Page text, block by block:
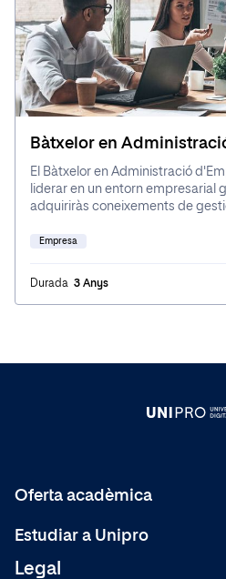
Bàtxelor en
El Bàtxelor en Administració
liderar en un entorn empresarial
adquiriràs coneixements de
mitjançant casos reals i
Empresa
Durada 3 Anys
Oferta acadèmica
Grau
Diploma Professional Avançat
Estudiar a Unipro
Metodologia
Legal